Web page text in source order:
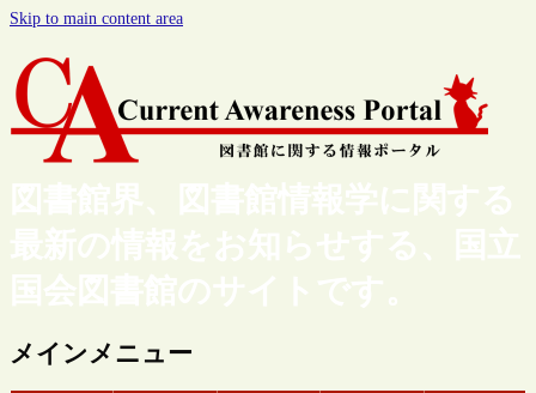
Skip to main content area
図書館界、図書館情報学に関する
最新の情報をお知らせする、国立
国会図書館のサイトです。
メインメニュー